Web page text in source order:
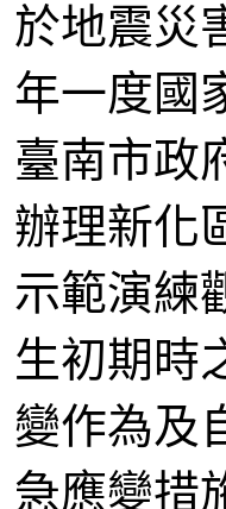
於地震災
年一度國
臺南市政
辦理新化
示範演練
生初期時
變作為及
急應變措